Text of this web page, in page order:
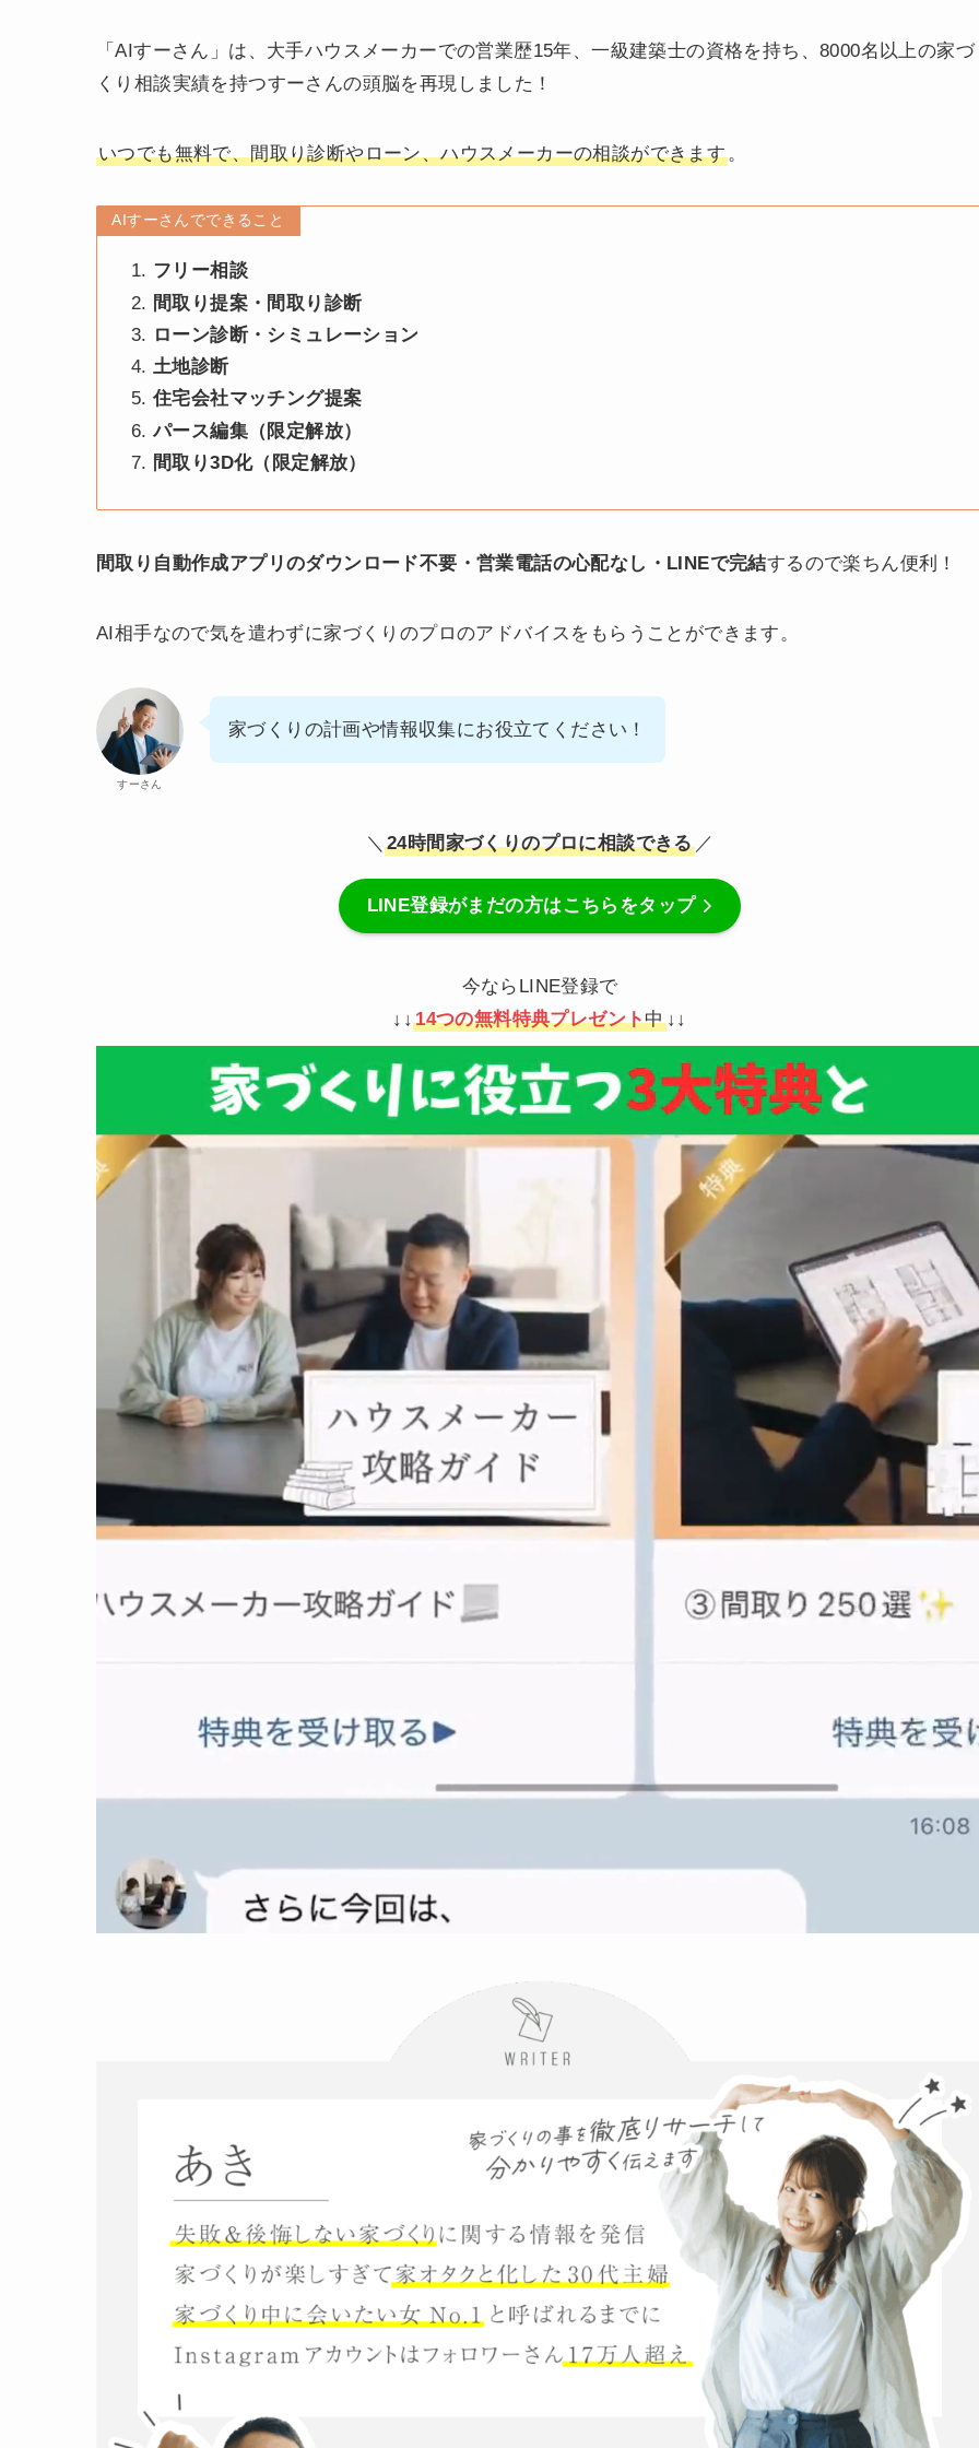
「AIすーさん」は、大手ハウスメーカーでの営業歴15年、一級建築士の資格を持ち、8000名以上の家づ
くり相談実績を持つすーさんの頭脳を再現しました！
いつでも無料で、間取り診断やローン、ハウスメーカーの相談ができます。
AIすーさんでできること
フリー相談
間取り提案・間取り診断
ローン診断・シミュレーション
土地診断
住宅会社マッチング提案
パース編集（限定解放）
間取り3D化（限定解放）
間取り自動作成アプリのダウンロード不要・営業電話の心配なし・LINEで完結するので楽ちん便利！
AI相手なので気を遣わずに家づくりのプロのアドバイスをもらうことができます。
すーさん
家づくりの計画や情報収集にお役立てください！
＼24時間家づくりのプロに相談できる／
LINE登録がまだの方はこちらをタップ
今ならLINE登録で
↓↓14つの無料特典プレゼント中↓↓